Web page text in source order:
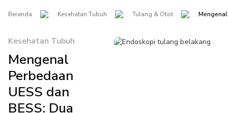
Beranda Kesehatan Tubuh Tulang & Otot
Kesehatan Tubuh
Mengenal
Perbedaan
UESS dan
BESS: Dua